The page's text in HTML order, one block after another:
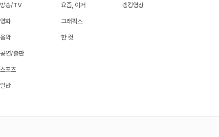
방송/TV
영화
음악
공연/출판
스포츠
일반
요즘, 이거
그래픽스
한 컷
랭킹영상